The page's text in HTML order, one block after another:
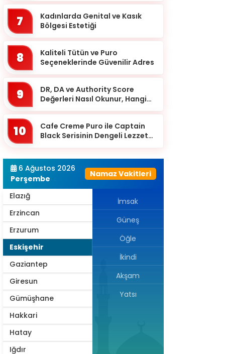
7
Kadınlarda Genital ve Kasık
Bölgesi Estetiği
8
Kaliteli Tütün ve Puro
Seçeneklerinde Güvenilir Adres
9
DR, DA ve Authority Score
Değerleri Nasıl Okunur, Hangi
10
Cafe Creme Puro ile Captain
Black Serisinin Dengeli Lezzet
6 Ağustos 2026
Perşembe
Namaz Vakitleri
Bitlis
Bolu
Burdur
Bursa
Çanakkale
Çankırı
Denizli
Diyarbakır
Düzce
Edirne
Elazığ
Erzincan
Erzurum
Eskişehir
Gaziantep
Giresun
Gümüşhane
Hakkari
Hatay
Iğdır
İmsak
Güneş
Öğle
İkindi
Akşam
Yatsı